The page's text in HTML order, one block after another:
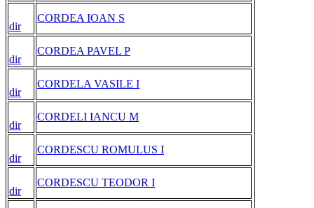
dir
CORDEA IOAN S
dir
CORDEA PAVEL P
dir
CORDELA VASILE I
dir
CORDELI IANCU M
dir
CORDESCU ROMULUS I
dir
CORDESCU TEODOR I